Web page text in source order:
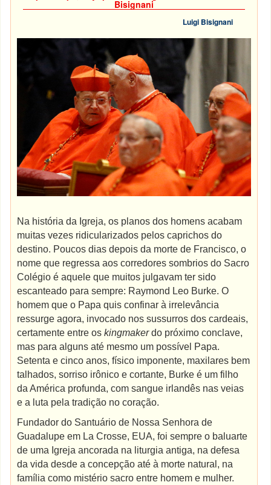
Bisignani
Luigi Bisignani
Na história da Igreja, os planos dos homens acabam
muitas vezes ridicularizados pelos caprichos do
destino. Poucos dias depois da morte de Francisco, o
nome que regressa aos corredores sombrios do Sacro
Colégio é aquele que muitos julgavam ter sido
escanteado para sempre: Raymond Leo Burke. O
homem que o Papa quis confinar à irrelevância
ressurge agora, invocado nos sussurros dos cardeais,
certamente entre oskingmakerdo próximo conclave,
mas para alguns até mesmo um possível Papa.
Setenta e cinco anos, físico imponente, maxilares bem
talhados, sorriso irônico e cortante, Burke é um filho
da América profunda, com sangue irlandês nas veias
e a luta pela tradição no coração.
Fundador do Santuário de Nossa Senhora de
Guadalupe em La Crosse, EUA, foi sempre o baluarte
de uma Igreja ancorada na liturgia antiga, na defesa
da vida desde a concepção até à morte natural, na
família como mistério sacro entre homem e mulher.